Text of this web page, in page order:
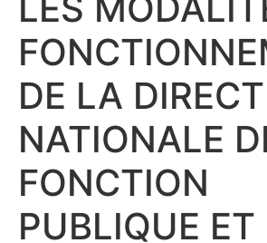
DE LA
NATIONALE
FONCTION
PUBLIQUE ET